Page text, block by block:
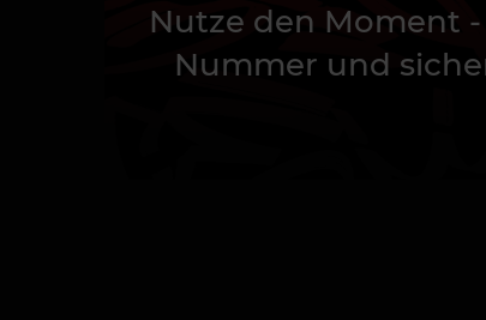
Nutze den Moment
Nummer und